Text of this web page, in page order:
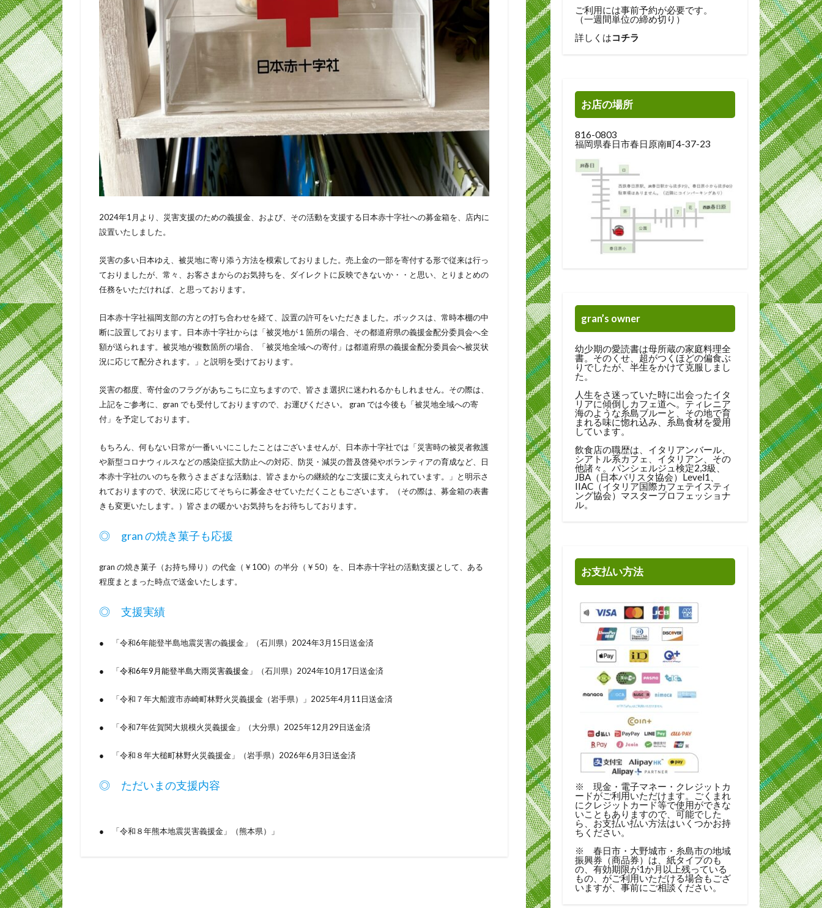
2024年1月より、災害支援のための義援金、および、その活動を支援する日本赤十字社への募金箱を、店内に
設置いたしました。
災害の多い日本ゆえ、被災地に寄り添う方法を模索しておりました。売上金の一部を寄付する形で従来は行っ
ておりましたが、常々、お客さまからのお気持ちを、ダイレクトに反映できないか・・と思い、とりまとめの
任務をいただければ、と思っております。
日本赤十字社福岡支部の方との打ち合わせを経て、設置の許可をいただきました。ボックスは、常時本棚の中
断に設置しております。日本赤十字社からは「被災地が１箇所の場合、その都道府県の義援金配分委員会へ全
額が送られます。被災地が複数箇所の場合、「被災地全域への寄付」は都道府県の義援金配分委員会へ被災状
況に応じて配分されます。」と説明を受けております。
災害の都度、寄付金のフラグがあちこちに立ちますので、皆さま選択に迷われるかもしれません。その際は、
上記をご参考に、gran でも受付しておりますので、お運びください。 gran では今後も「被災地全域への寄
付」を予定しております。
もちろん、何もない日常が一番いいにこしたことはございませんが、日本赤十字社では「災害時の被災者救護
や新型コロナウィルスなどの感染症拡大防止への対応、防災・減災の普及啓発やボランティアの育成など、日
本赤十字社のいのちを救うさまざまな活動は、皆さまからの継続的なご支援に支えられています。」と明示さ
れておりますので、状況に応じてそちらに募金させていただくこともございます。（その際は、募金箱の表書
きも変更いたします。）皆さまの暖かいお気持ちをお待ちしております。
◎ gran の焼き菓子も応援
gran の焼き菓子（お持ち帰り）の代金（￥100）の半分（￥50）を、日本赤十字社の活動支援として、ある
程度まとまった時点で送金いたします。
◎ 支援実績
● 「令和6年能登半島地震災害の義援金」（石川県）2024年3月15日送金済
● 「令和6年9月能登半島大雨災害義援金 」（石川県）2024年10月17日送金済
● 「令和７年大船渡市赤崎町林野火災義援金（岩手県）」2025年4月11日送金済
● 「令和7年佐賀関大規模火災義援金」（大分県）2025年12月29日送金済
● 「令和８年大槌町林野火災義援金」（岩手県）2026年6月3日送金済
◎ ただいまの支援内容
● 「令和８年熊本地震災害義援金」（熊本県）」
ご利用には事前予約が必要です。
（一週間単位の締め切り）
詳しくはコチラ
お店の場所
816-0803
福岡県春日市春日原南町4-37-23
gran’s owner
幼少期の愛読書は母所蔵の家庭料理全
書。そのくせ、超がつくほどの偏食ぶ
りでしたが、半生をかけて克服しまし
た。
人生をさ迷っていた時に出会ったイタ
リアに傾倒しカフェ道へ。ティレニア
海のような糸島ブルーと、その地で育
まれる味に惚れ込み、糸島食材を愛用
しています。
飲食店の職歴は、イタリアンバール、
シアトル系カフェ、イタリアン、その
他諸々。パンシェルジュ検定2,3級、
JBA（日本バリスタ協会）Level1、
IIAC（イタリア国際カフェテイスティ
ング協会）マスタープロフェッショナ
ル。
お支払い方法
※ 現金・電子マネー・クレジットカ
ードがご利用いただけます。ごくまれ
にクレジットカード等で使用ができな
いこともありますので、可能でした
ら、お支払い払い方法はいくつかお持
ちください。
※ 春日市・大野城市・糸島市の地域
振興券（商品券）は、紙タイプのも
の、有効期限が1か月以上残っている
もの、がご利用いただける場合もござ
いますが、事前にご相談ください。